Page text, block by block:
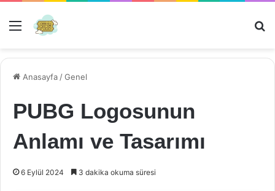
Menü
Anasayfa /Genel
PUBG Logosunun
Anlamı ve Tasarımı
6 Eylül 2024 3 dakika okuma süresi